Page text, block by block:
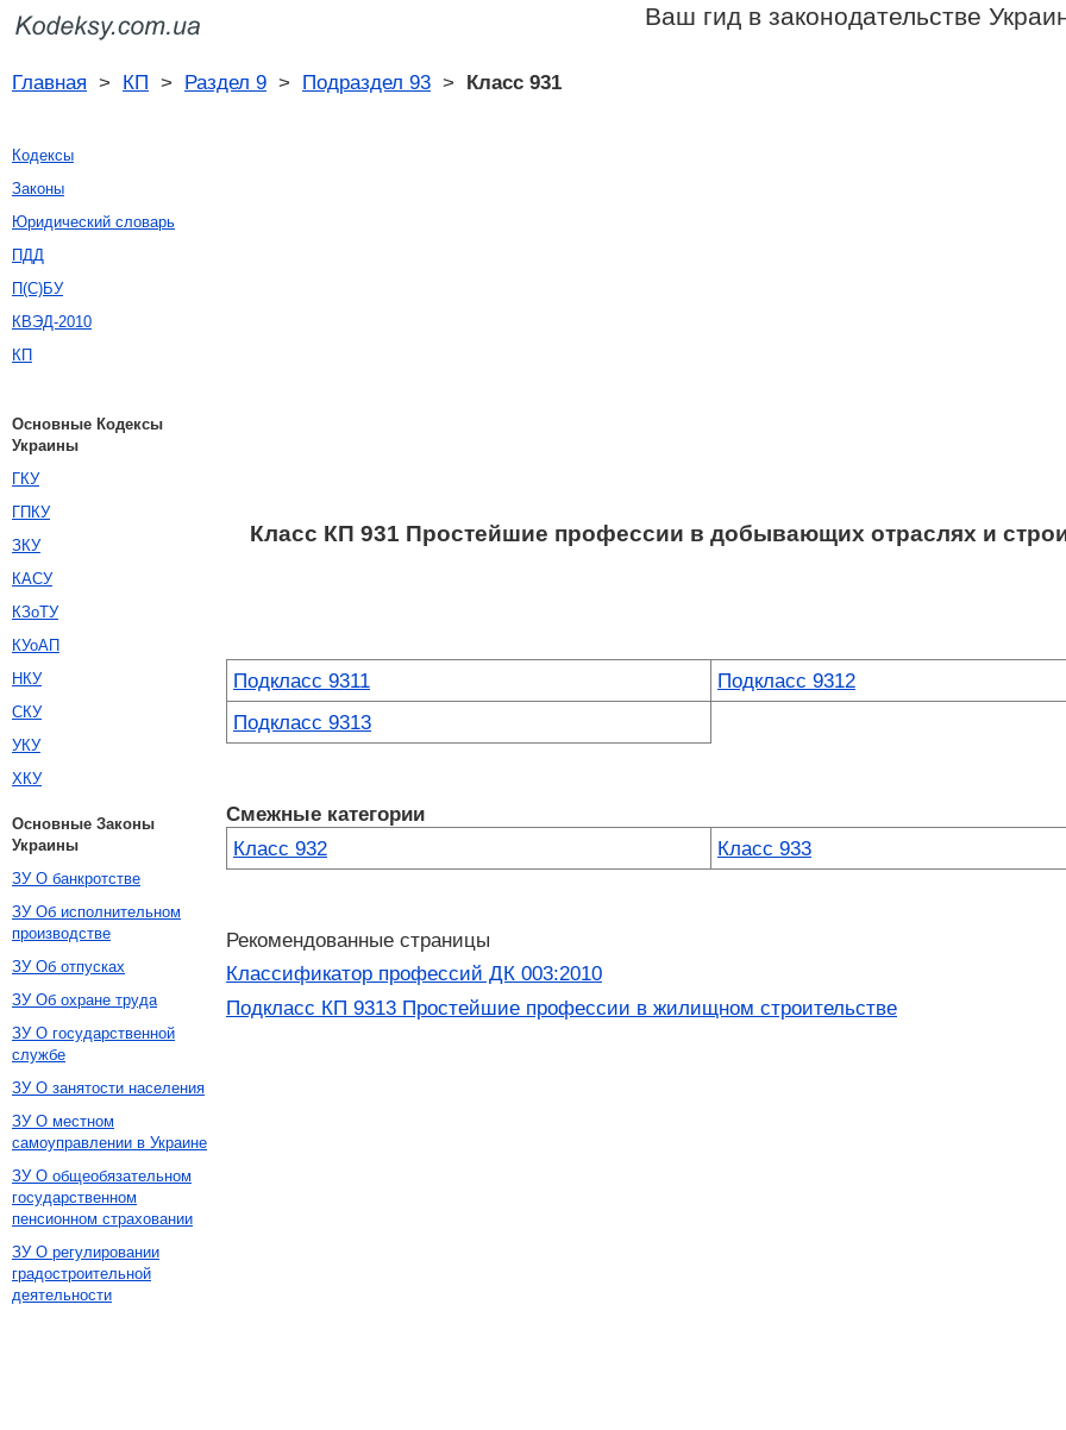
Ваш гид в законодательстве
Главная > КП > Раздел 9 > Подраздел 93 > Класс 931
Класс КП 931 Простейшие профессии в добывающих отраслях и
Подкласс 9311
Подкласс 9312
Подкласс 9313
Смежные категории
Класс 932
Класс 933
Рекомендованные страницы
Классификатор профессий ДК 003:2010
Подкласс КП 9313 Простейшие профессии в жилищном строительстве
Кодексы
Законы
Юридический словарь
ПДД
П(С)БУ
КВЭД-2010
КП
Основные Кодексы
Украины
ГКУ
ГПКУ
ЗКУ
КАСУ
КЗоТУ
КУоАП
НКУ
СКУ
УКУ
ХКУ
Основные Законы
Украины
ЗУ О банкротстве
ЗУ Об исполнительном
производстве
ЗУ Об отпусках
ЗУ Об охране труда
ЗУ О государственной
службе
ЗУ О занятости населения
ЗУ О местном
самоуправлении в Украине
ЗУ О общеобязательном
государственном
пенсионном страховании
ЗУ О регулировании
градостроительной
деятельности